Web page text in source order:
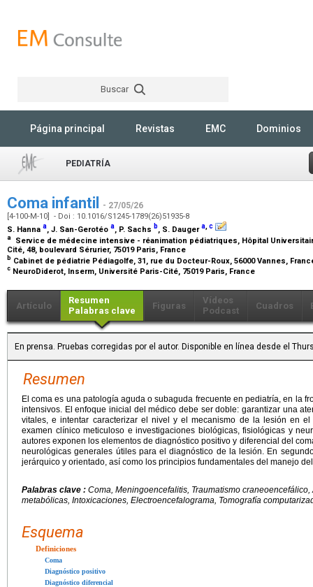
Buscar
Página principal Revistas EMC Dominios
PEDIATRÍA
Coma infantil - 27/05/26
[4-100-M-10] - Doi : 10.1016/S1245-1789(26)51935-8
S. Hanna a, J. San-Gerotéo a, P. Sachs b, S. Daugera,c
a
Service de médecine intensive - réanimation pédiatriques, Hôpital
Cité, 48, boulevard Sérurier, 75019 Paris, France
b Cabinet de pédiatrie Pédiagolfe, 31, rue du Docteur-Roux, 56000 Vannes,
c NeuroDiderot, Inserm, Université Paris-Cité, 75019 Paris, France
Artículo
Resumen
Palabras clave
Figuras
Vídeos
Podcast
Cuadros
En prensa. Pruebas corregidas por el autor. Disponible en línea desde el
Resumen
El coma es una patología aguda o subaguda frecuente en pediatría, en la
intensivos. El enfoque inicial del médico debe ser doble: garantizar una
vitales, e intentar caracterizar el nivel y el mecanismo de la lesión en
examen clínico meticuloso e investigaciones biológicas, fisiológicas y
autores exponen los elementos de diagnóstico positivo y diferencial del
neurológicas generales útiles para el diagnóstico de la lesión. En
jerárquico y orientado, así como los principios fundamentales del manejo
Palabras clave : Coma, Meningoencefalitis, Traumatismo
metabólicas, Intoxicaciones, Electroencefalograma, Tomografía
Esquema
Definiciones
Coma
Diagnóstico positivo
Diagnóstico diferencial